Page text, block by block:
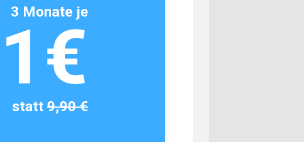
3 Monate je
1€
statt9,90 €